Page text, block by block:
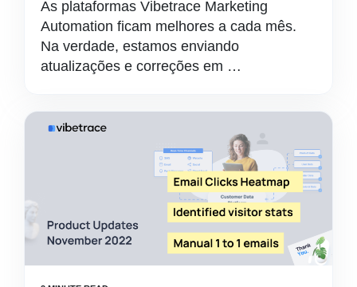
As plataformas Vibetrace Marketing
Automation ficam melhores a cada mês.
Na verdade, estamos enviando
atualizações e correções em …